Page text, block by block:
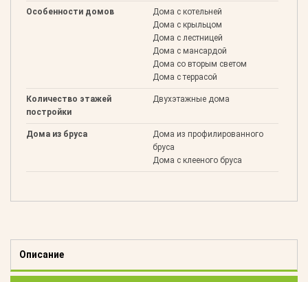
Особенности домов
Дома с котельней
Дома с крыльцом
Дома с лестницей
Дома с мансардой
Дома со вторым светом
Дома с террасой
Количество этажей
постройки
Двухэтажные дома
Дома из бруса
Дома из профилированного
бруса
Дома с клееного бруса
Описание